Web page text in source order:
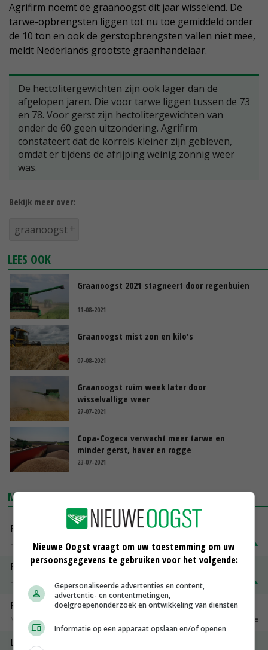
Agrifirm noemt de graanoogst dit jaar wisselend. De
tarwe-opbrengsten liggen tot nu toe gemiddeld onder
de 10 ton en ook de gerstopbrengsten vallen niet mee,
meldt Nederlands grootste graanhandelaar.
De hectolitergewichten zijn ook lager dan de
afgelopen jaren. Die voor tarwe liggen tussen de 73
en 78. Voor gerst zijn hectolitergewichten van
onder de 60 geen uitzondering. Agrifirm
constateert dat de korrels kleiner zijn gebleven,
omdat er tijdens de afrijping weinig zonnig weer
was.
Bekijk meer over:
graanoogst
LEES OOK
Graanoogst 2021 stagneert door regenbuien
11-08-2021
Graanoogst mist zon en kilo's
07-08-2021
Graanoogst ruim week later door
wisselvallige weer
27-07-2021
Copa-Cogeca verwacht meer tarwe en
minder gerst, haver en rogge
23-07-2021
MARKTPRIJZEN
Fontane
PotatoNL
€ 15,00~ € 23,00
Fritesgeschikt NL Du Be
PotatoNL
€ 15,00
Peen
Noteringen
Uien Middenmeer Geel 30-60% grof
Nieuwe Oogst vraagt om uw toestemming om uw
persoonsgegevens te gebruiken voor het volgende:
Gepersonaliseerde advertenties en content,
advertentie- en contentmetingen,
doelgroepenonderzoek en ontwikkeling van diensten
Informatie op een apparaat opslaan en/of openen